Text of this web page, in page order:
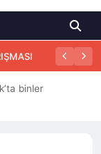
binler